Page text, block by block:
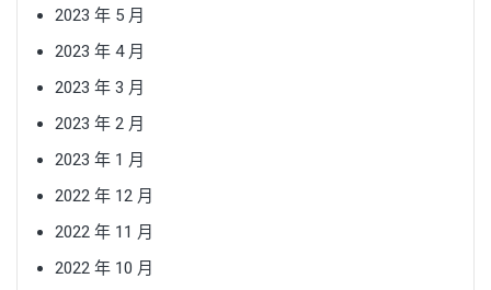
2023 年 5 月
2023 年 4 月
2023 年 3 月
2023 年 2 月
2023 年 1 月
2022 年 12 月
2022 年 11 月
2022 年 10 月